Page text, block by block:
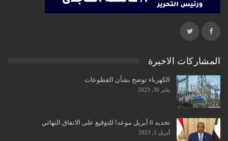
المشاركات الاخيرة
الكهرباء توضح بشأن القطوعات
يناير 30, 2023
تحديد 6 أبريل موعدا للتوقيع على الاتفاق النهائي
أبريل 1, 2023